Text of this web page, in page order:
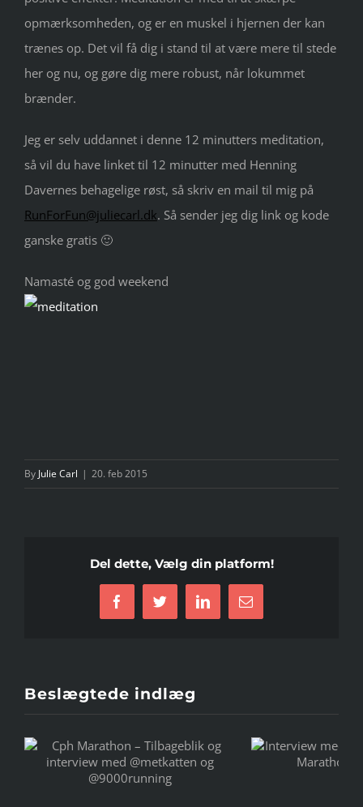
opmærksomheden, og er en muskel i hjernen der kan
trænes op. Det vil få dig i stand til at være mere til stede
her og nu, og gøre dig mere robust, når lokummet
brænder.
Jeg er selv uddannet i denne 12 minutters meditation,
så vil du have linket til 12 minutter med Henning
Davernes behagelige røst, så skriv en mail til mig på
RunForFun@juliecarl.dk. Så sender jeg dig link og kode
ganske gratis 🙂
Namasté og god weekend
By Julie Carl | 20. feb 2015
Del dette, Vælg din platform!
FacebookTwitterLinkedIn
E-
mail
Beslægtede indlæg
Interview med de to
vindere af Cph Marathon